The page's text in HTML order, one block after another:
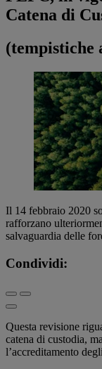
Catena di
(tempistiche
Il 14 febbraio 2020
rafforzano
salvaguardia delle
Condividi:
Questa revisione
catena di custodia,
l’accreditamento